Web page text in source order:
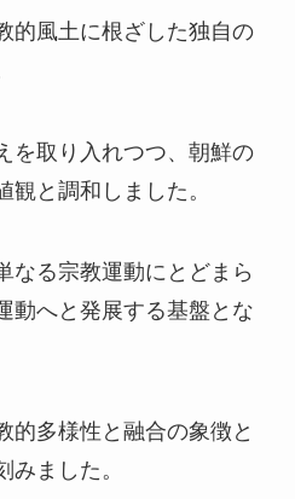
的風土に根ざした独自の
を取り入れつつ、朝鮮の
観と調和しました。
なる宗教運動にとどまら
動へと発展する基盤とな
的多様性と融合の象徴と
みました。